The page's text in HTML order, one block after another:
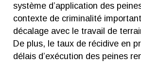
système d’application des
contexte de criminalité
décalage avec le travail de
De plus, le taux de récidive en
délais d’exécution des peines